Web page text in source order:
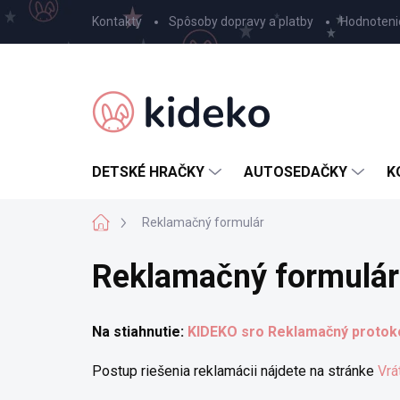
Prejsť
na
obsah
Kontakty Spôsoby dopravy a platby
DETSKÉ HRAČKY AUTOSEDAČKY
DomovReklamačný formulár
Reklamačný formulár
Na stiahnutie: KIDEKO sro Reklamačný
Postup riešenia reklamácii nájdete na stránke